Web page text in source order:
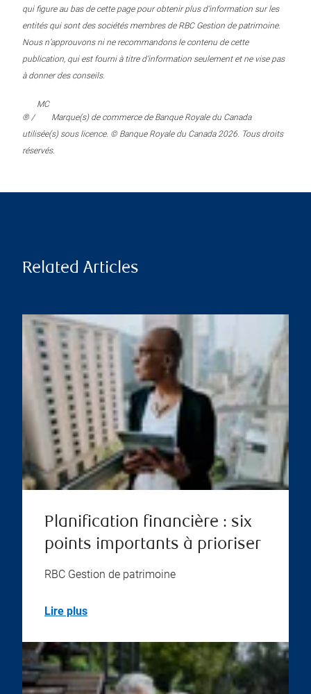
qui figure au bas de cette page pour obtenir plus d’information sur les
entités qui sont des sociétés membres de RBC Gestion de patrimoine.
Nous n’approuvons ni ne recommandons le contenu de cette
publication, qui est fourni à titre d’information seulement et ne vise pas
à donner des conseils.
® /
MC
Marque(s) de commerce de Banque Royale du Canada
utilisée(s) sous licence. © Banque Royale du Canada 2026. Tous droits
réservés.
Related Articles
Planification financière : six
points importants à prioriser
RBC Gestion de patrimoine
Lire plus